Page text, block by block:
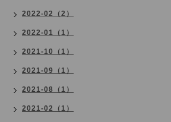
2022-02（2）
2022-01（1）
2021-10（1）
2021-09（1）
2021-08（1）
2021-02（1）